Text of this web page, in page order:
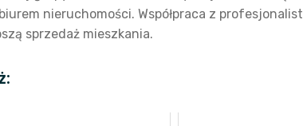
nieruchomości. Współpraca z
sprzedaż mieszkania.